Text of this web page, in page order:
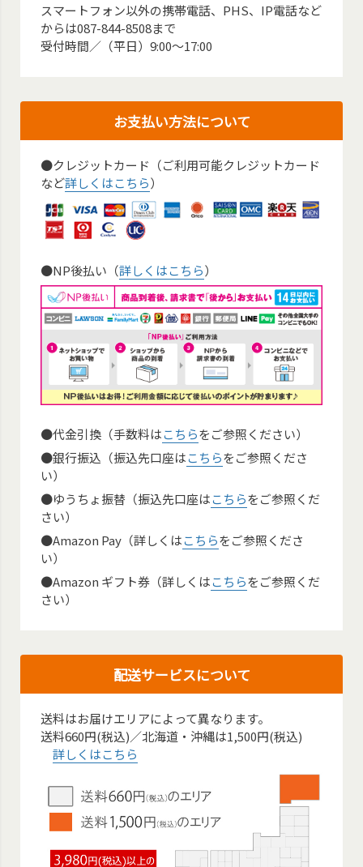
スマートフォン以外の携帯電話、PHS、IP電話など
からは087-844-8508まで
受付時間／（平日）9:00～17:00
お支払い方法について
●クレジットカード（ご利用可能クレジットカード
など詳しくはこちら）
●NP後払い（詳しくはこちら）
●代金引換（手数料はこちらをご参照ください）
●銀行振込（振込先口座はこちらをご参照くださ
い）
●ゆうちょ振替（振込先口座はこちらをご参照くだ
さい）
●Amazon Pay（詳しくはこちらをご参照くださ
い）
●Amazon ギフト券（詳しくはこちらをご参照くだ
さい）
配送サービスについて
送料はお届けエリアによって異なります。
送料660円(税込)／北海道・沖縄は1,500円(税込)
詳しくはこちら